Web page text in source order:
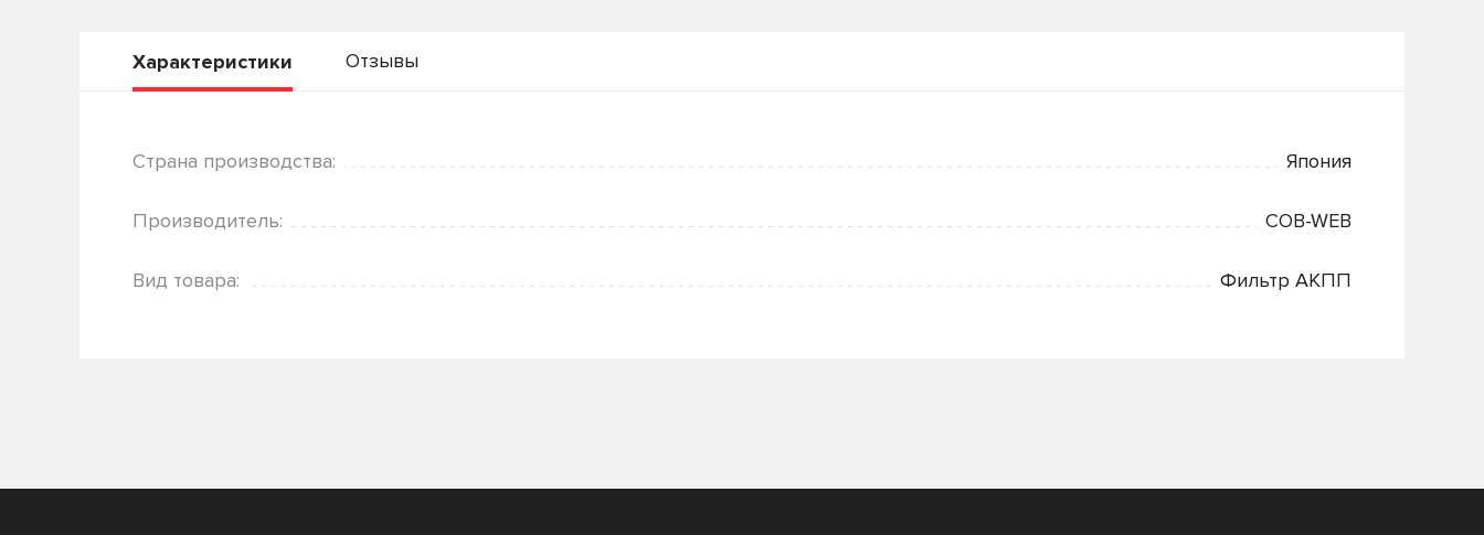
Характеристики Отзывы
Страна производства: Япония
Производитель: COB-WEB
Вид товара: Фильтр АКПП